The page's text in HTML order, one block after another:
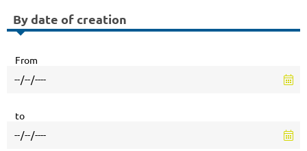
By date of creation
From
to